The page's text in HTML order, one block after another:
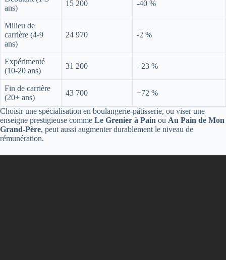
ans)
15 200 -40 %
Milieu de
carrière (4-9
ans)
24 970 -2 %
Expérimenté
(10-20 ans)
31 200 +23 %
Fin de carrière
(20+ ans)
43 700 +72 %
Choisir une spécialisation en boulangerie-pâtisserie, ou viser une
enseigne prestigieuse comme Le Grenier à Pain ou Au Pain de Mon
Grand-Père, peut aussi augmenter durablement le niveau de
rémunération.